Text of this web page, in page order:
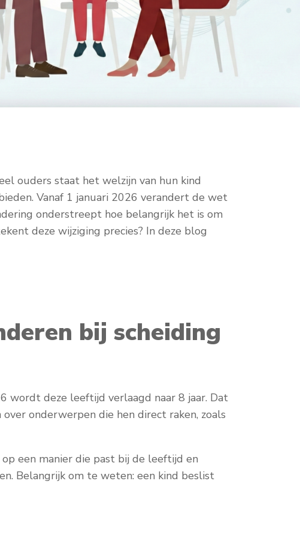
ouders staat het welzijn van hun kind
Vanaf 1 januari 2026 verandert de wet
onderstreept hoe belangrijk het is om
deze wijziging precies? In deze blog
bij scheiding
wordt deze leeftijd verlaagd naar 8 jaar. Dat
onderwerpen die hen direct raken, zoals
een manier die past bij de leeftijd en
Belangrijk om te weten: een kind beslist